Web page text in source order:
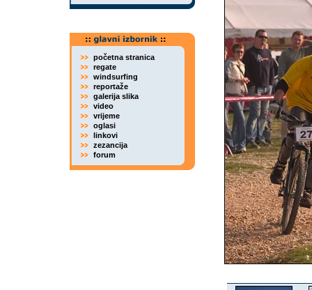
početna stranica
regate
windsurfing
reportaže
galerija slika
video
vrijeme
oglasi
linkovi
zezancija
forum